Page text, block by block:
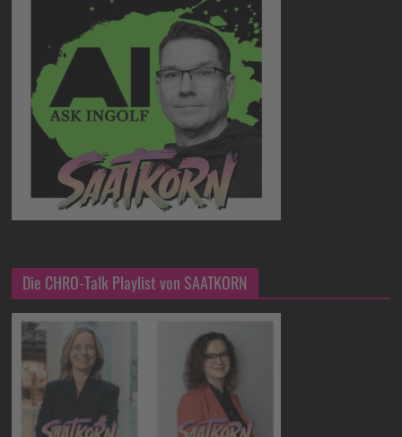
Die CHRO-Talk Playlist von SAATKORN